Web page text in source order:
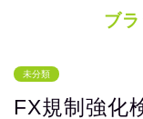
ブ
未分類
FX規制強化